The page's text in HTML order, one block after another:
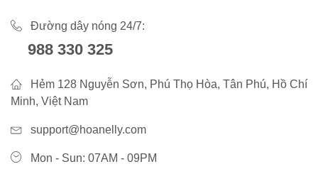
Đường dây nóng 24/7:
988 330 325
Hẻm 128 Nguyễn Sơn, Phú Thọ Hòa, Tân Phú, Hồ Chí
Minh, Việt Nam
support@hoanelly.com
Mon - Sun: 07AM - 09PM